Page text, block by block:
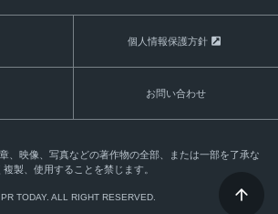
個人情報保護方針
お問い合わせ
、映像、写真などの著作物の全部、または一部を了承な
複製、使用することを禁じます。
TODAY. ALL RIGHT RESERVED.